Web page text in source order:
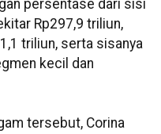
persentase dari sisi
Rp297,9 triliun,
triliun, serta sisanya
kecil dan
tersebut, Corina